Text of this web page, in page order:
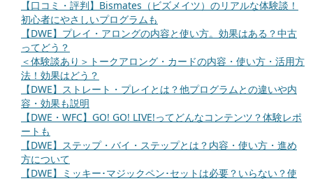
【口コミ・評判】Bismates（ビズメイツ）のリアルな体験談！
初心者にやさしいプログラムも
【DWE】プレイ・アロングの内容と使い方。効果はある？中古
ってどう？
＜体験談あり＞トークアロング・カードの内容・使い方・活用方
法！効果はどう？
【DWE】ストレート・プレイとは？他プログラムとの違いや内
容・効果も説明
【DWE・WFC】GO! GO! LIVE!ってどんなコンテンツ？体験レポ
ートも
【DWE】ステップ・バイ・ステップとは？内容・使い方・進め
方について
【DWE】ミッキー･マジックペン･セットは必要？いらない？使